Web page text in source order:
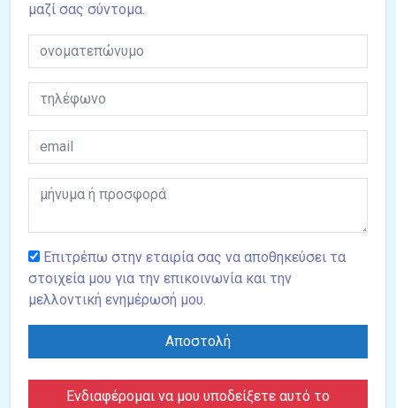
μαζί σας σύντομα.
Επιτρέπω στην εταιρία σας να αποθηκεύσει τα
στοιχεία μου για την επικοινωνία και την
μελλοντική ενημέρωσή μου.
Αποστολή
Ενδιαφέρομαι να μου υποδείξετε αυτό το